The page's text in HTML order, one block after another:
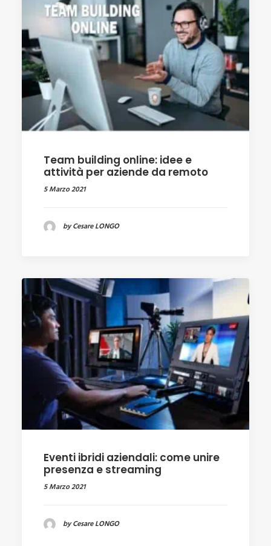
Team building online: idee e
attività per aziende da remoto
5 Marzo 2021
by Cesare LONGO
Eventi ibridi aziendali: come unire
presenza e streaming
5 Marzo 2021
by Cesare LONGO